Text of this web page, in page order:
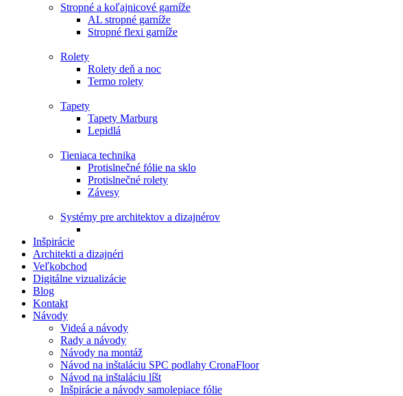
Stropné a koľajnicové garníže
AL stropné garníže
Stropné flexi garníže
Rolety
Rolety deň a noc
Termo rolety
Tapety
Tapety Marburg
Lepidlá
Tieniaca technika
Protislnečné fólie na sklo
Protislnečné rolety
Závesy
Systémy pre architektov a dizajnérov
Inšpirácie
Architekti a dizajnéri
Veľkobchod
Digitálne vizualizácie
Blog
Kontakt
Návody
Videá a návody
Rady a návody
Návody na montáž
Návod na inštaláciu SPC podlahy CronaFloor
Návod na inštaláciu líšt
Inšpirácie a návody samolepiace fólie